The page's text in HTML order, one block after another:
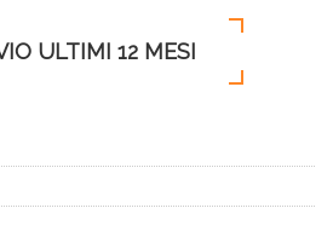
ULTIMI 12 MESI